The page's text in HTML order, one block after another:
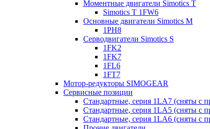
Моментные двигатели Simotics T
Simotics T 1FW6
Основные двигатели Simotics M
1PH8
Серводвигатели Simotics S
1FK2
1FK7
1FL6
1FT7
Мотор-редукторы SIMOGEAR
Сервисные позиции
Стандартные, серия 1LA7 (сняты с
Стандартные, серия 1LA5 (сняты с
Стандартные, серия 1LA6 (сняты с